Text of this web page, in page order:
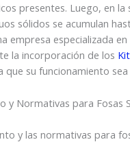
presentes. Luego, en la
sólidos se acumulan
empresa especializada
la incorporación de los
que su funcionamiento
y Normativas para Fosas
y las normativas para